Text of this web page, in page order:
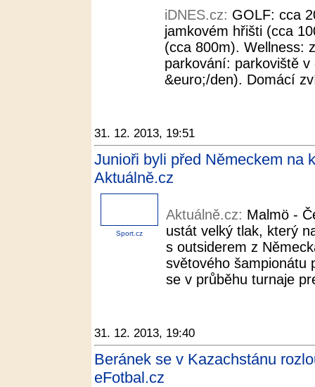
iDNES.cz: GOLF: cca
jamkovém hřišti (cca
(cca 800m). Wellness:
parkování: parkoviště
&euro;/den). Domácí
31. 12. 2013, 19:51
Junioři byli před Německem na
Aktuálně.cz
Sport.cz
Aktuálně.cz: Malmö -
ustát velký tlak, který
s outsiderem z
světového šampionátu
se v průběhu turnaje
31. 12. 2013, 19:40
Beránek se v Kazachstánu
eFotbal.cz